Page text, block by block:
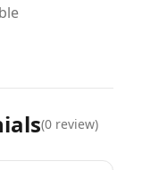
(0 review)